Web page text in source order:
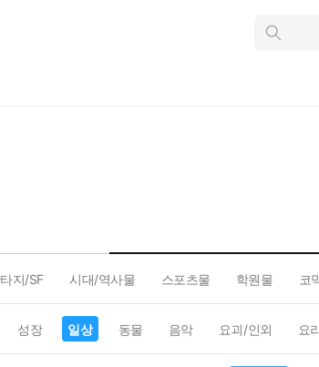
인
지/SF 시대/역사물 스포츠물 학원물 코
성장 일상 동물 음악 요괴/인외 요